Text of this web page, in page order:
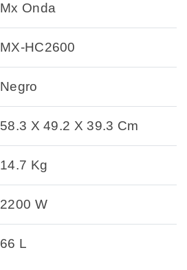
Mx Onda
MX-HC2600
Negro
58.3 X 49.2 X 39.3 Cm
14.7 Kg
2200 W
66 L